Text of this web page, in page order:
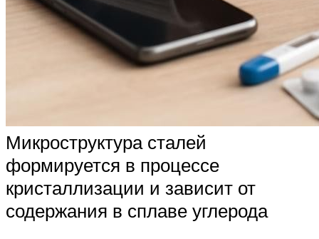
Микроструктура сталей
формируется в процессе
кристаллизации и зависит от
содержания в сплаве углерода